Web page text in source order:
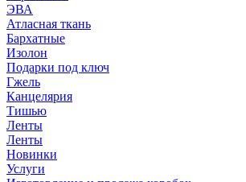
ЭВА
Атласная ткань
Бархатные
Изолон
Подарки под ключ
Гжель
Канцелярия
Тишью
Ленты
Ленты
Новинки
Услуги